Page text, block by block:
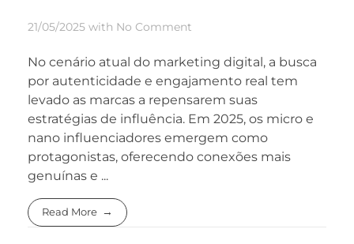
21/05/2025 with No Comment
No cenário atual do marketing digital, a busca
por autenticidade e engajamento real tem
levado as marcas a repensarem suas
estratégias de influência. Em 2025, os micro e
nano influenciadores emergem como
protagonistas, oferecendo conexões mais
genuínas e ...
Read More